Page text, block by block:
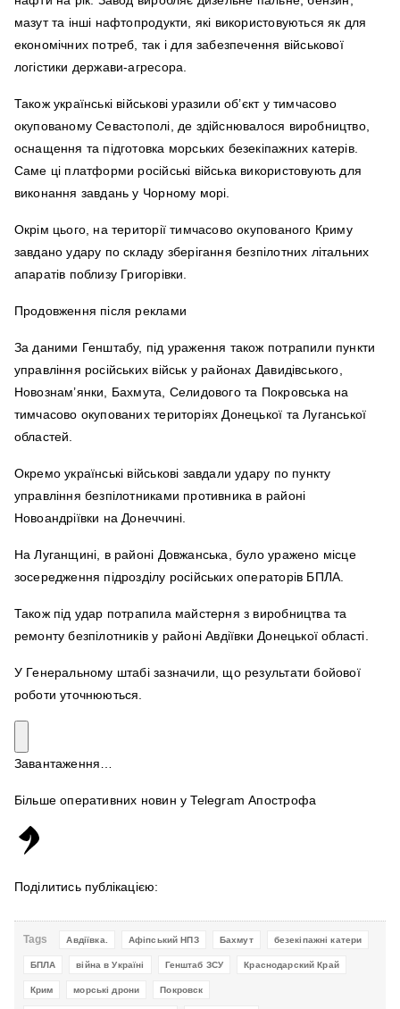
мазут та інші нафтопродукти, які використовуються як для
економічних потреб, так і для забезпечення військової
логістики держави-агресора.
Також українські військові уразили об’єкт у тимчасово
окупованому Севастополі, де здійснювалося виробництво,
оснащення та підготовка морських безекіпажних катерів.
Саме ці платформи російські війська використовують для
виконання завдань у Чорному морі.
Окрім цього, на території тимчасово окупованого Криму
завдано удару по складу зберігання безпілотних літальних
апаратів поблизу Григорівки.
Продовження після реклами
За даними Генштабу, під ураження також потрапили пункти
управління російських військ у районах Давидівського,
Новознам’янки, Бахмута, Селидового та Покровська на
тимчасово окупованих територіях Донецької та Луганської
областей.
Окремо українські військові завдали удару по пункту
управління безпілотниками противника в районі
Новоандріївки на Донеччині.
На Луганщині, в районі Довжанська, було уражено місце
зосередження підрозділу російських операторів БПЛА.
Також під удар потрапила майстерня з виробництва та
ремонту безпілотників у районі Авдіївки Донецької області.
У Генеральному штабі зазначили, що результати бойової
роботи уточнюються.
Завантаження…
Більше оперативних новин у Telegram Апострофа
Поділитись публікацією:
Tags Авдіївка. Афіпський НПЗ Бахмут безекіпажні катери
БПЛА війна в Україні Генштаб ЗСУ Краснодарский Край
Крим морські дрони Покровск